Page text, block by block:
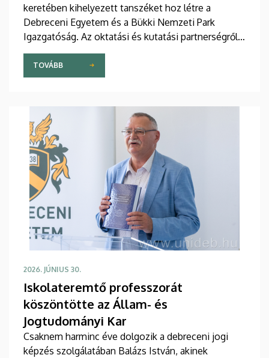
keretében kihelyezett tanszéket hoz létre a
Debreceni Egyetem és a Bükki Nemzeti Park
Igazgatóság. Az oktatási és kutatási partnerségről
szóló dokumentumot Fenyves Veronika, a
Debreceni Egyetem oktatási elnöke és Rónai
Kálmánné, a Bükki Nemzeti Park Igazgatóság
TOVÁBB
2026. JÚNIUS 30.
Iskolateremtő professzorát
köszöntötte az Állam- és
Jogtudományi Kar
Csaknem harminc éve dolgozik a debreceni jogi
képzés szolgálatában Balázs István, akinek